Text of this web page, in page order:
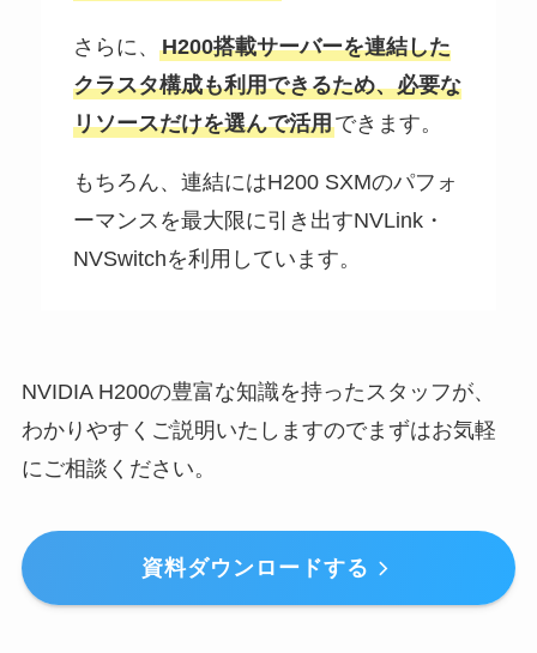
さらに、 H200搭載サーバーを連結した
クラスタ構成も利用できるため、必要な
リソースだけを選んで活用できます。
もちろん、連結にはH200 SXMのパフォ
ーマンスを最大限に引き出すNVLink・
NVSwitchを利用しています。
NVIDIA H200の豊富な知識を持ったスタッフが、
わかりやすくご説明いたしますのでまずはお気軽
にご相談ください。
資料ダウンロードする